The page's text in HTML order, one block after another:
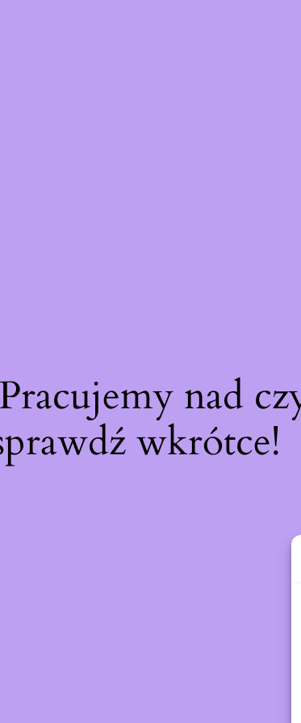
nad
wkrótce!